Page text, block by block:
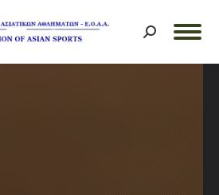
Search: